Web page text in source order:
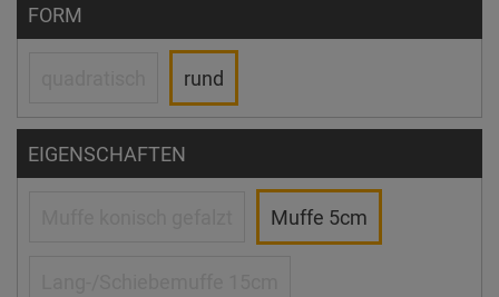
FORM
rund
EIGENSCHAFTEN
Muffe 5cm